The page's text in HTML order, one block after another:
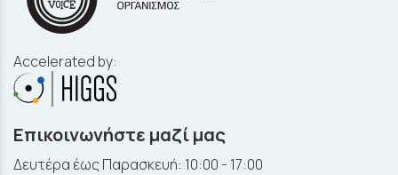
Accelerated by:
Επικοινωνήστε μαζί μας
Δευτέρα έως Παρασκευή: 10:00 - 17:00